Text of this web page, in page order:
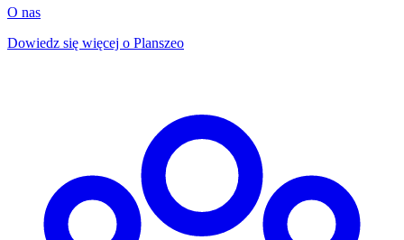
O nas
Dowiedz się więcej o Planszeo